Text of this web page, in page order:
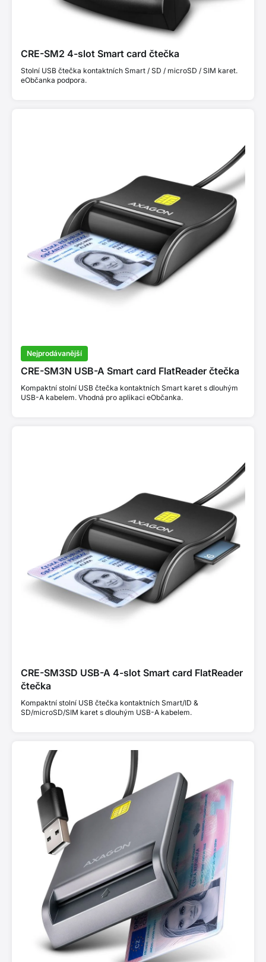
CRE-SM2 4-slot Smart card čtečka
Stolní USB čtečka kontaktních Smart / SD / microSD / SIM karet.
eObčanka podpora.
Nejprodávanější
CRE-SM3N USB-A Smart card FlatReader čtečka
Kompaktní stolní USB čtečka kontaktních Smart karet s dlouhým
USB-A kabelem. Vhodná pro aplikaci eObčanka.
CRE-SM3SD USB-A 4-slot Smart card FlatReader
čtečka
Kompaktní stolní USB čtečka kontaktních Smart/ID &
SD/microSD/SIM karet s dlouhým USB-A kabelem.